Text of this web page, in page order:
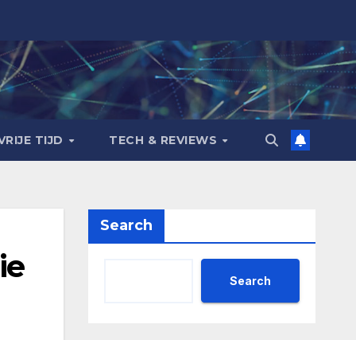
TIJD TECH & REVIEWS
Search
Search